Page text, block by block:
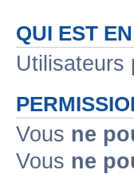
QUI EST
Utilisateurs
Vous ne
Vous ne